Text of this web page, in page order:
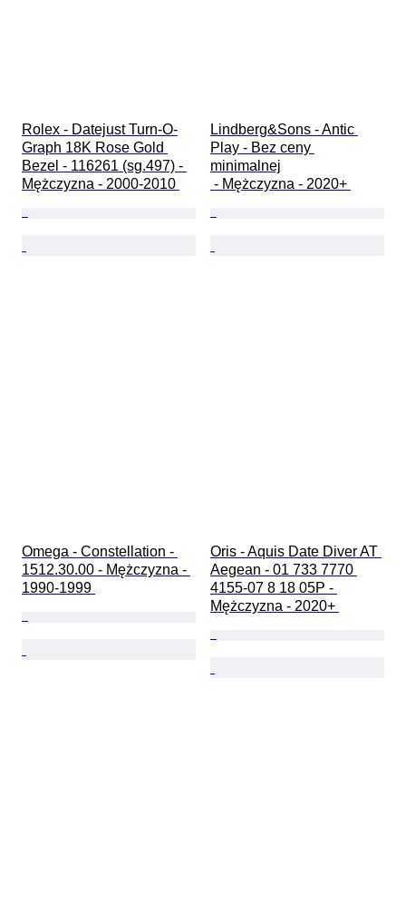
Rolex - Datejust Turn-O-
Graph 18K Rose Gold
Bezel - 116261 (sg.497) -
Mężczyzna - 2000-2010
Lindberg&Sons - Antic
Play - Bez ceny
minimalnej
- Mężczyzna - 2020+
Omega - Constellation -
1512.30.00 - Mężczyzna -
1990-1999
Oris - Aquis Date Diver AT
Aegean - 01 733 7770
4155-07 8 18 05P -
Mężczyzna - 2020+